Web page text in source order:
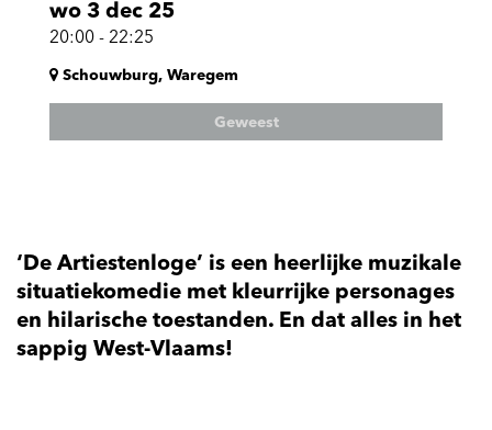
wo 3 dec 25
20:00 - 22:25
Schouwburg, Waregem
Geweest
‘De Artiestenloge’ is een heerlijke muzikale
situatiekomedie met kleurrijke personages
en hilarische toestanden. En dat alles in het
sappig West-Vlaams!